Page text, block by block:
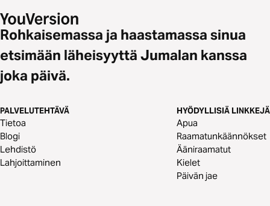
Rohkaisemassa ja haastamassa sinua
etsimään läheisyyttä Jumalan kanssa
joka päivä.
PALVELUTEHTÄVÄ
Tietoa
Blogi
Lehdistö
Lahjoittaminen
HYÖDYLLISIÄ LINKKEJÄ
Apua
Raamatunkäännökset
Ääniraamatut
Kielet
Päivän jae